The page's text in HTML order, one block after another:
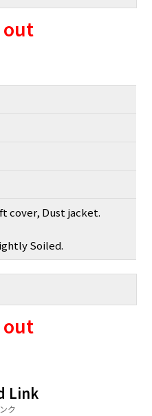
out
cover, Dust jacket.
Soiled.
out
Link
ク